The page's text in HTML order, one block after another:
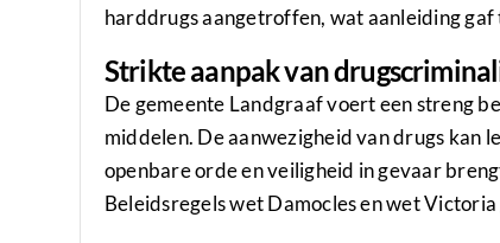
harddrugs aangetroffen, wat aanleiding
Strikte aanpak van
De gemeente Landgraaf voert een streng
middelen. De aanwezigheid van drugs kan
openbare orde en veiligheid in gevaar
Beleidsregels wet Damocles en wet